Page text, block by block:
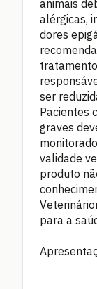
animais
alérgicas,
dores
ser
Pacientes
graves
validade
produto
para a